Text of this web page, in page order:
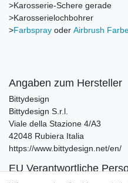
>Karosserie-Schere gerade
>Karosserielochbohrer
>Farbspray oder Airbrush
Angaben zum Hersteller
Bittydesign
Bittydesign S.r.l.
Viale della Stazione 4/A3
42048 Rubiera Italia
https://www.bittydesign.net/en/
EU Verantwortliche